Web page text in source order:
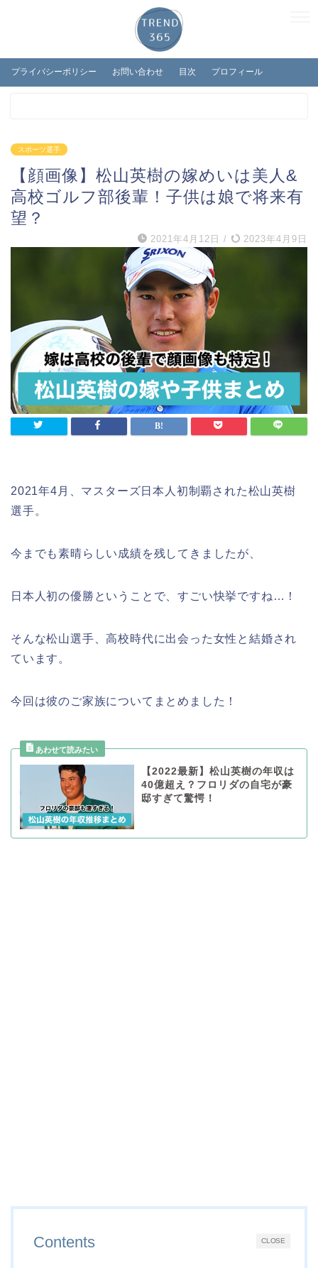
プライバシーポリシー お問い合わせ 目次 プロフィール
スポーツ選手
【顔画像】松山英樹の嫁めいは美人&
高校ゴルフ部後輩！子供は娘で将来有
望？
2021年4月12日 / 2023年4月9日
2021年4月、マスターズ日本人初制覇された松山英樹
選手。
今までも素晴らしい成績を残してきましたが、
日本人初の優勝ということで、すごい快挙ですね…！
そんな松山選手、高校時代に出会った女性と結婚され
ています。
今回は彼のご家族についてまとめました！
【2022最新】松山英樹の年収は
40億超え？フロリダの自宅が豪
邸すぎて驚愕！
CLOSE
Contents